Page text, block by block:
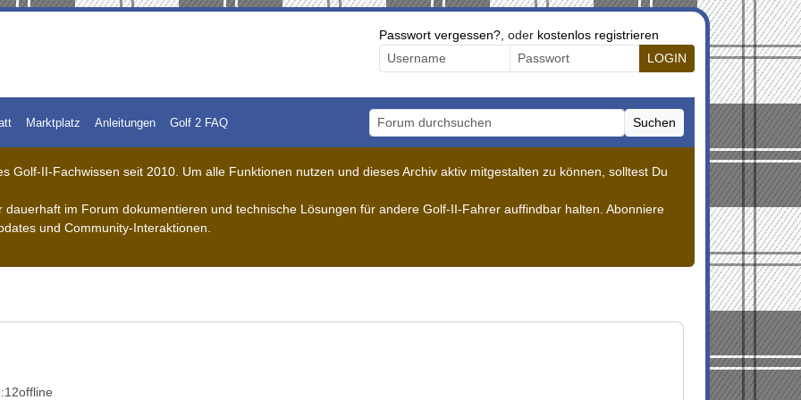
Passwort vergessen? , oder kostenlos registrieren
LOGIN
Marktplatz Anleitungen Golf 2 FAQ
Forum durchsuchen
Suchen
Golf-II-Fachwissen seit 2010. Um alle Funktionen nutzen und dieses Archiv aktiv mitgestalten zu können, solltest Du
im Forum dokumentieren und technische Lösungen für andere Golf-II-Fahrer auffindbar halten. Abonniere
und Community-Interaktionen.
offline